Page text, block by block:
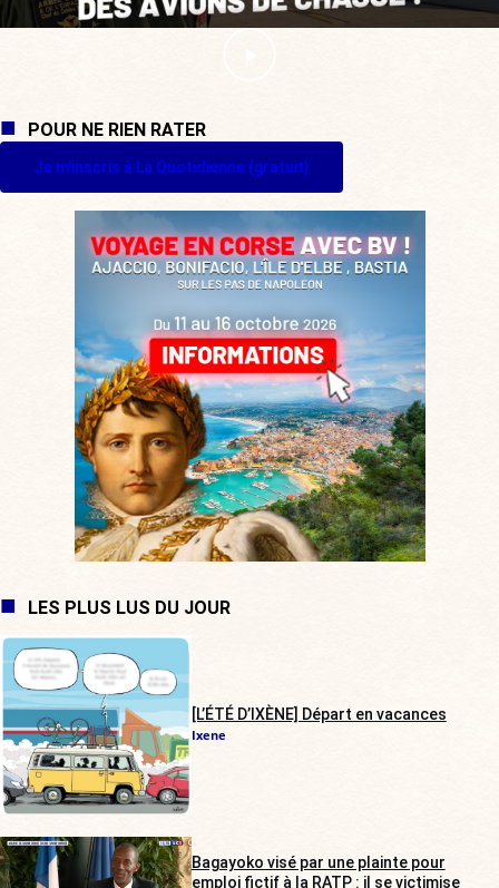
POUR NE RIEN RATER
Je m'inscris à La Quotidienne (gratuit)
LES PLUS LUS DU JOUR
[L’ÉTÉ D’IXÈNE] Départ en vacances
Ixene
Bagayoko visé par une plainte pour
emploi fictif à la RATP : il se victimise